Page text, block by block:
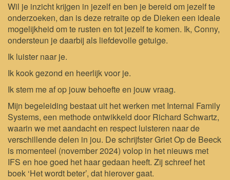
Wil je inzicht krijgen in jezelf en ben je bereid om jezelf te
onderzoeken, dan is deze retraite op de Dieken een ideale
mogelijkheid om te rusten en tot jezelf te komen. Ik, Conny,
ondersteun je daarbij als liefdevolle getuige.
Ik luister naar je.
Ik kook gezond en heerlijk voor je.
Ik stem me af op jouw behoefte en jouw vraag.
Mijn begeleiding bestaat uit het werken met Internal Family
Systems, een methode ontwikkeld door Richard Schwartz,
waarin we met aandacht en respect luisteren naar de
verschillende delen in jou. De schrijfster Griet Op de Beeck
is momenteel (november 2024) volop in het nieuws met
IFS en hoe goed het haar gedaan heeft. Zij schreef het
boek ‘Het wordt beter’, dat hierover gaat.